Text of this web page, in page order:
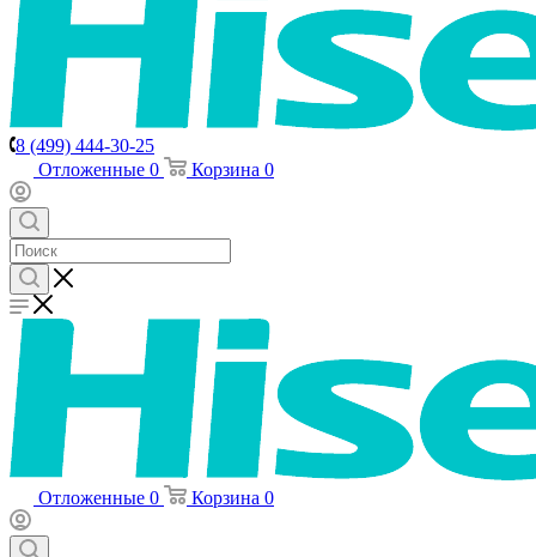
8 (499) 444-30-25
Отложенные 0 Корзина 0
Отложенные 0 Корзина 0